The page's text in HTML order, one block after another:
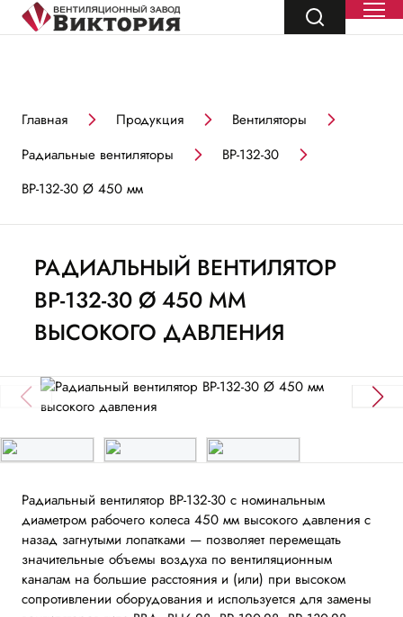
Главная Продукция
Вентиляторы
Радиальные вентиляторы
ВР-132-30
ВР-132-30 Ø 450 мм
РАДИАЛЬНЫЙ ВЕНТИЛЯТОР
ВР-132-30 Ø 450 ММ
ВЫСОКОГО ДАВЛЕНИЯ
Радиальный вентилятор ВР-132-30 с номинальным
диаметром рабочего колеса 450 мм высокого давления с
назад загнутыми лопатками — позволяет перемещать
значительные объемы воздуха по вентиляционным
каналам на большие расстояния и (или) при высоком
сопротивлении оборудования и используется для замены